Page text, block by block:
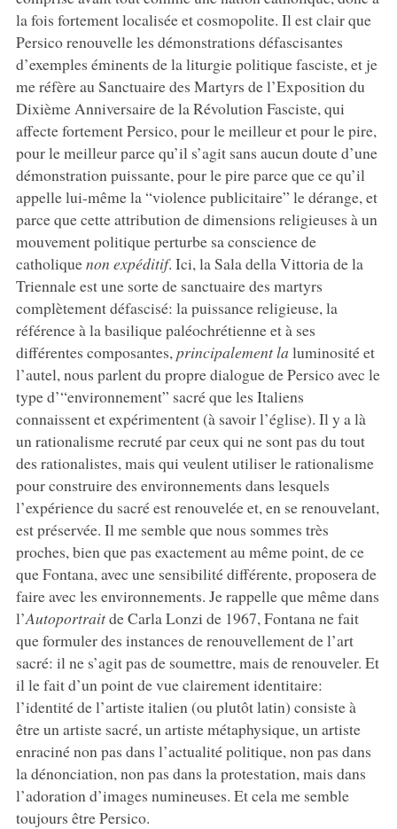
la fois fortement localisée et cosmopolite. Il est clair que
Persico renouvelle les démonstrations défascisantes
d’exemples éminents de la liturgie politique fasciste, et je
me réfère au Sanctuaire des Martyrs de l’Exposition du
Dixième Anniversaire de la Révolution Fasciste, qui
affecte fortement Persico, pour le meilleur et pour le pire,
pour le meilleur parce qu’il s’agit sans aucun doute d’une
démonstration puissante, pour le pire parce que ce qu’il
appelle lui-même la “violence publicitaire” le dérange, et
parce que cette attribution de dimensions religieuses à un
mouvement politique perturbe sa conscience de
catholiquenon expéditif. Ici, la Sala della Vittoria de la
Triennale est une sorte de sanctuaire des martyrs
complètement défascisé: la puissance religieuse, la
référence à la basilique paléochrétienne et à ses
différentes composantes, principalement la luminosité et
l’autel, nous parlent du propre dialogue de Persico avec le
type d’“environnement” sacré que les Italiens
connaissent et expérimentent (à savoir l’église). Il y a là
un rationalisme recruté par ceux qui ne sont pas du tout
des rationalistes, mais qui veulent utiliser le rationalisme
pour construire des environnements dans lesquels
l’expérience du sacré est renouvelée et, en se renouvelant,
est préservée. Il me semble que nous sommes très
proches, bien que pas exactement au même point, de ce
que Fontana, avec une sensibilité différente, proposera de
faire avec les environnements. Je rappelle que même dans
l’Autoportraitde Carla Lonzi de 1967, Fontana ne fait
que formuler des instances de renouvellement de l’art
sacré: il ne s’agit pas de soumettre, mais de renouveler. Et
il le fait d’un point de vue clairement identitaire:
l’identité de l’artiste italien (ou plutôt latin) consiste à
être un artiste sacré, un artiste métaphysique, un artiste
enraciné non pas dans l’actualité politique, non pas dans
la dénonciation, non pas dans la protestation, mais dans
l’adoration d’images numineuses. Et cela me semble
toujours être Persico.